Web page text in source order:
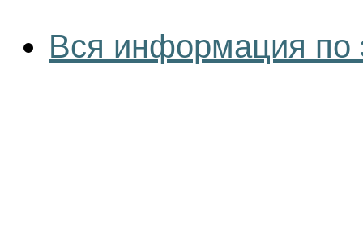
Вся информация по